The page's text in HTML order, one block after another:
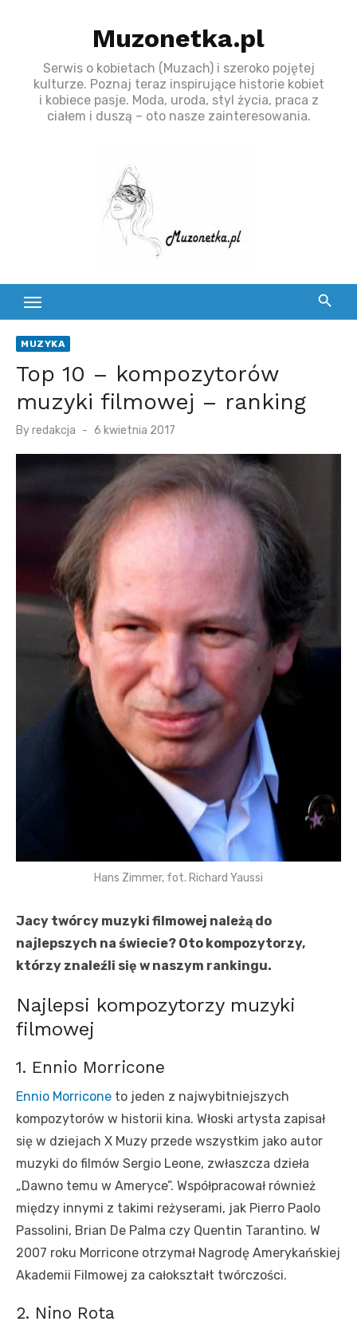
Muzonetka.pl
Serwis o kobietach (Muzach) i szeroko pojętej
kulturze. Poznaj teraz inspirujące historie kobiet
i kobiece pasje. Moda, uroda, styl życia, praca z
ciałem i duszą – oto nasze zainteresowania.
MUZYKA
Top 10 – kompozytorów
muzyki filmowej – ranking
Byredakcja
P
s
d
n
6 kwietnia 2017
Hans Zimmer, fot. Richard Yaussi
Jacy twórcy muzyki filmowej należą do
najlepszych na świecie? Oto kompozytorzy,
którzy znaleźli się w naszym rankingu.
Najlepsi kompozytorzy muzyki
filmowej
1. Ennio Morricone
Ennio Morricone to jeden z najwybitniejszych
kompozytorów w historii kina. Włoski artysta zapisał
się w dziejach X Muzy przede wszystkim jako autor
muzyki do filmów Sergio Leone, zwłaszcza dzieła
„Dawno temu w Ameryce”. Współpracował również
między innymi z takimi reżyserami, jak Pierro Paolo
Passolini, Brian De Palma czy Quentin Tarantino. W
2007 roku Morricone otrzymał Nagrodę Amerykańskiej
Akademii Filmowej za całokształt twórczości.
2. Nino Rota